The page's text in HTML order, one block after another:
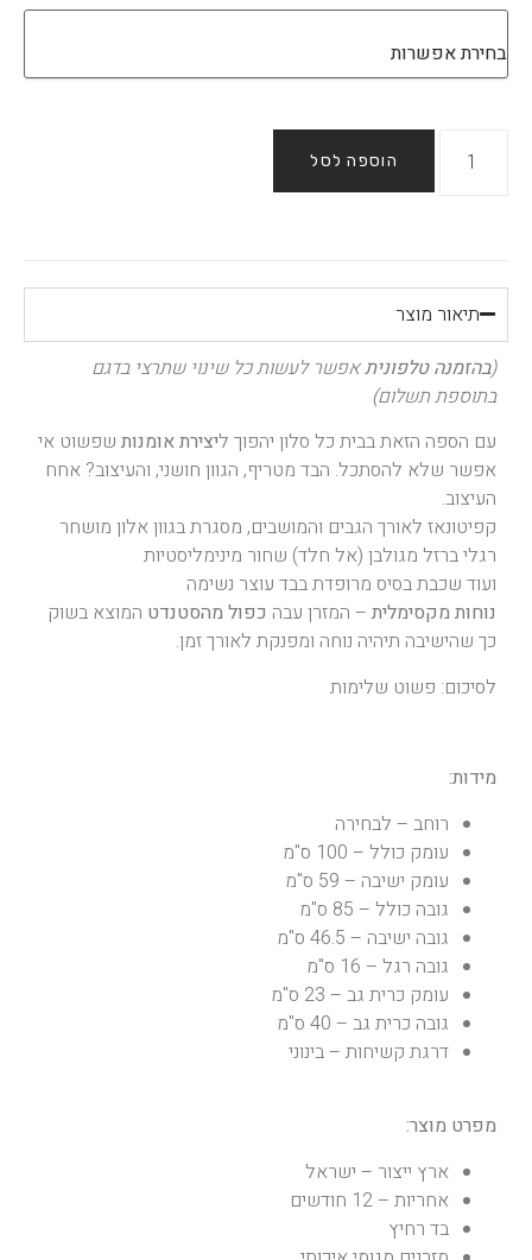
הוספה לסל
תיאור מוצר
(בהזמנה טלפוניתאפשר לעשות כל שינוי שתרצי בדגם
בתוספת תשלום)
עם הספה הזאת בבית כל סלון יהפוך ליצירת אומנות שפשוט אי
אפשר שלא להסתכל. הבד מטריף, הגוון חושני, והעיצוב? אחח
העיצוב.
קפיטונאז לאורך הגבים והמושבים, מסגרת בגוון אלון מושחר
רגלי ברזל מגולבן (אל חלד) שחור מינימליסטיות
ועוד שכבת בסיס מרופדת בבד עוצר נשימה
נוחות מקסימלית – המזרן עבה כפול מהסטנדט המוצא בשוק
כך שהישיבה תיהיה נוחה ומפנקת לאורך זמן.
לסיכום: פשוט שלימות
מידות:
רוחב – לבחירה
עומק כולל – 100 ס"מ
עומק ישיבה – 59 ס"מ
גובה כולל – 85 ס"מ
גובה ישיבה – 46.5 ס"מ
גובה רגל – 16 ס"מ
עומק כרית גב – 23 ס"מ
גובה כרית גב – 40 ס"מ
דרגת קשיחות – בינוני
מפרט מוצר:
ארץ ייצור – ישראל
אחריות – 12 חודשים
בד רחיץ